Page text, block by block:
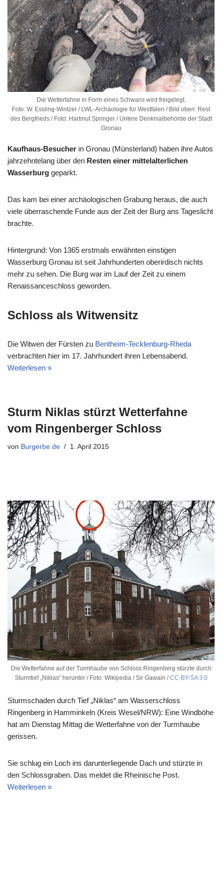
Die Wetterfahne in Form eines Schwans wird freigelegt.
Foto: W. Essling-Wintzer / LWL-Archäologie für Westfalen / Bild oben: Rest
des Bergfrieds / Foto: Hartmut Springer / Untere Denkmalbehörde der Stadt
Gronau
Kaufhaus-Besucher in Gronau (Münsterland) haben ihre Autos
jahrzehntelang über den Resten einer mittelalterlichen
Wasserburg geparkt.
Das kam bei einer archäologischen Grabung heraus, die auch
viele überraschende Funde aus der Zeit der Burg ans Tageslicht
brachte.
Hintergrund: Von 1365 erstmals erwähnten einstigen
Wasserburg Gronau ist seit Jahrhunderten oberirdisch nichts
mehr zu sehen. Die Burg war im Lauf der Zeit zu einem
Renaissanceschloss geworden.
Schloss als Witwensitz
Die Witwen der Fürsten zu Bentheim-Tecklenburg-Rheda
verbrachten hier im 17. Jahrhundert ihren Lebensabend.
Weiterlesen »
Sturm Niklas stürzt Wetterfahne
vom Ringenberger Schloss
von Burgerbe.de 1. April 2015
Die Wetterfahne auf der Turmhaube von Schloss Ringenberg stürzte durch
Sturmtief „Niklas“ herunter / Foto: Wikipedia / Sir Gawain /CC-BY-SA 3.0
Sturmschaden durch Tief „Niklas“ am Wasserschloss
Ringenberg in Hamminkeln (Kreis Wesel/NRW): Eine Windböhe
hat am Dienstag Mittag die Wetterfahne von der Turmhaube
gerissen.
Sie schlug ein Loch ins darunterliegende Dach und stürzte in
den Schlossgraben. Das meldet die Rheinische Post.
Weiterlesen »